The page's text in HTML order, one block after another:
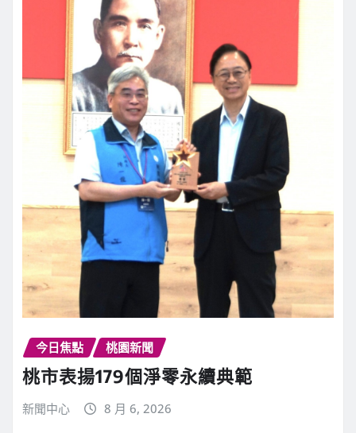
今日焦點 桃園新聞
桃市表揚179個淨零永續典範
新聞中心 8 月 6, 2026